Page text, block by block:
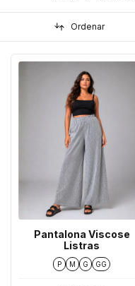
Ordenar
Pantalona Viscose
Listras
P M G GG